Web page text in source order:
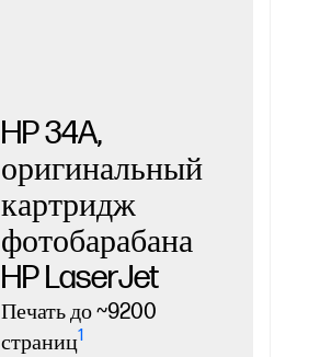
HP 34A,
оригинальный
картридж
фотобарабана
HP LaserJet
Печать до ~9200
страниц1